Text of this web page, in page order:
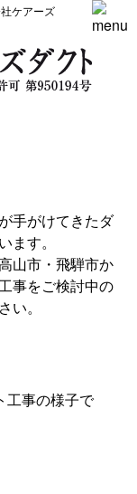
ケアーズ
手がけてきたダ
ます。
山市・飛騨市か
事をご検討中の
。
工事の様子で